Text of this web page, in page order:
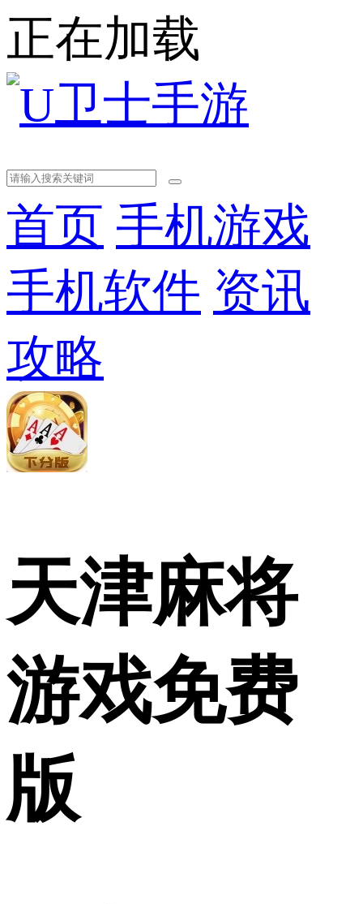
正在加载
首页 手机游戏
手机软件 资讯
攻略
天津麻将
游戏免费
版